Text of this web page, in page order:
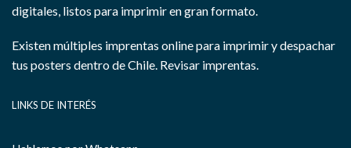
digitales, listos para imprimir en gran formato.
Existen múltiples imprentas online para imprimir y despachar
tus posters dentro de Chile. Revisar imprentas.
LINKS DE INTERÉS